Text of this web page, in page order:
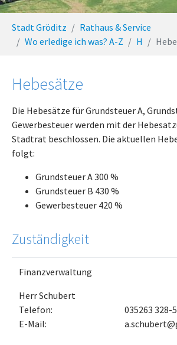
Stadt Gröditz
Rathaus & Service
Wo erledige ich was? A-Z
H
Hebesätze
Die Hebesätze für Grundsteuer A,
Gewerbesteuer werden mit der
Stadtrat beschlossen. Die aktuellen
folgt:
Grundsteuer A 300 %
Grundsteuer B 430 %
Gewerbesteuer 420 %
Zuständigkeit
Finanzverwaltung
Herr Schubert
Telefon:
E-Mail:
035263 328-